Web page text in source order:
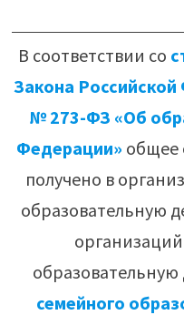
В соответствии со
Закона
№ 273-ФЗ «Об
Федерации» общее
получено в
образовательную
образовательную
семейного